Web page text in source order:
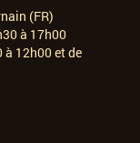
(FR)
à 17h00
à 12h00 et de